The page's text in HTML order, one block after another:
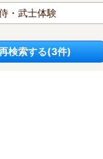
・武士体験
検索する(3件)